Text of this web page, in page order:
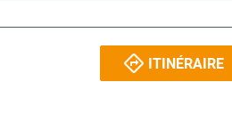
ITINÉRAIRE